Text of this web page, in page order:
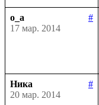
o_a
#
17 мар. 2014
Ника
#
20 мар. 2014